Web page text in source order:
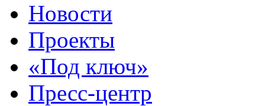
Новости
Проекты
«Под ключ»
Пресс-центр